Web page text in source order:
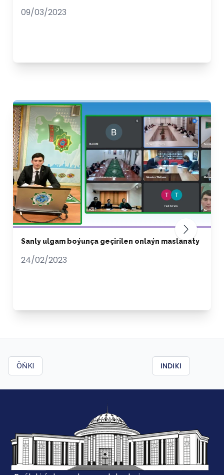
09/03/2023
Sanly ulgam boýunça geçirilen onlaýn maslahaty
24/02/2023
ÖŇKI INDIKI